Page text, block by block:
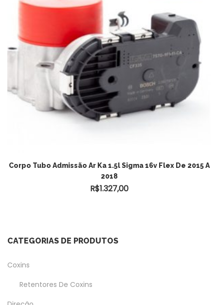
Corpo Tubo Admissão Ar Ka 1.5l Sigma 16v Flex De 2015 A
2018
R$1.327,00
CATEGORIAS DE PRODUTOS
Coxins
Retentores De Coxins